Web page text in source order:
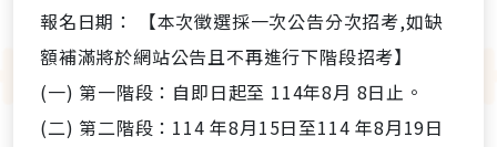
報名日期： 【本次徵選採一次公告分次招考,如缺
額補滿將於網站公告且不再進行下階段招考】
(一) 第一階段：自即日起至 114年8月 8日止。
(二) 第二階段：114 年8月15日至114 年8月19日